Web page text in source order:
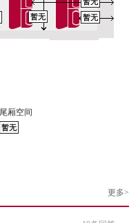
暂无
暂无
暂无
尾厢空间
暂无
更多>